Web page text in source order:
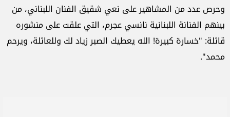
وحرص عدد من المشاهير على نعي شقيق الفنان اللبناني، من
بينهم الفنانة اللبنانية نانسي عجرم، التي علقت على منشوره
قائلة: "خسارة كبيرة! الله يعطيك الصبر زياد لك وللعائلة، ويرحم
محمد".